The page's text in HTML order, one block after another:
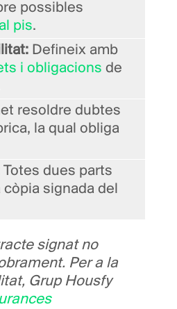
possibles
pis.
Defineix amb
i obligacions de
resoldre dubtes
la qual obliga
Totes dues parts
signada del
signat no
Per a la
Grup Housfy